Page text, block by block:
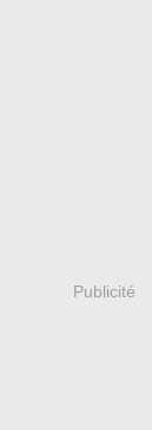
Publicité